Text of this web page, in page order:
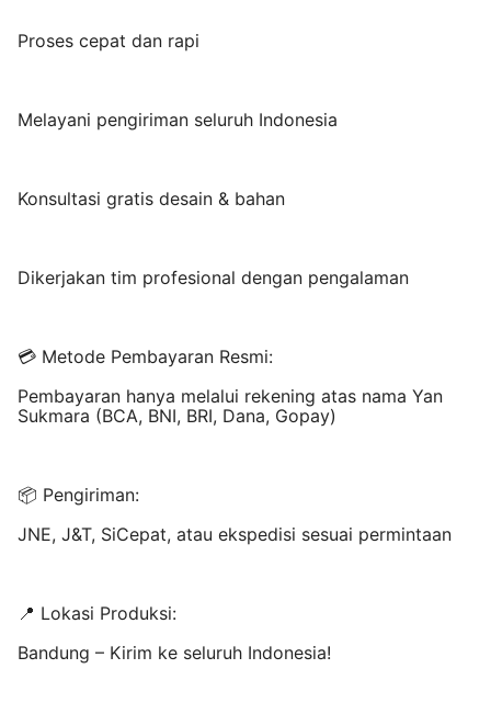
Proses cepat dan rapi
Melayani pengiriman seluruh Indonesia
Konsultasi gratis desain & bahan
Dikerjakan tim profesional dengan pengalaman
💳 Metode Pembayaran Resmi:
Pembayaran hanya melalui rekening atas nama Yan
Sukmara (BCA, BNI, BRI, Dana, Gopay)
📦 Pengiriman:
JNE, J&T, SiCepat, atau ekspedisi sesuai permintaan
📍 Lokasi Produksi:
Bandung – Kirim ke seluruh Indonesia!